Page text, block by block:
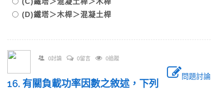
(D)鐵塔＞木桿＞混凝土桿
0討論 0留言 0追蹤
問題討論
16. 有關負載功率因數之敘述，下列